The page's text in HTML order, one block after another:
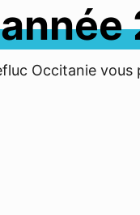
Occitanie